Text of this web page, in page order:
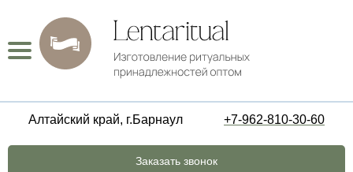
Алтайский край, г.Барнаул +7-962-810-30-60
Заказать звонок